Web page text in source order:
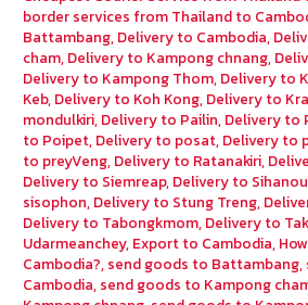
border services from Thailand to
Battambang, Delivery to Cambodia,
cham, Delivery to Kampong chnang,
Delivery to Kampong Thom, Delivery to
Keb, Delivery to Koh Kong, Delivery to
mondulkiri, Delivery to Pailin, Delivery to
to Poipet, Delivery to posat, Delivery to
to preyVeng, Delivery to Ratanakiri,
Delivery to Siemreap, Delivery to
sisophon, Delivery to Stung Treng,
Delivery to Tabongkmom, Delivery to
Udarmeanchey, Export to Cambodia,
Cambodia?, send goods to Battambang,
Cambodia, send goods to Kampong